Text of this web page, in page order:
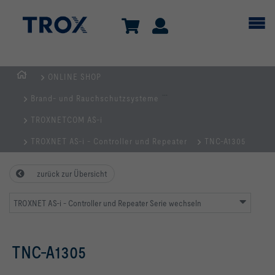
AUSTRIA
| Komponenten,
Klimatisierung
ONLINE SHOP
Brand- und Rauchschutzsysteme
TROXNETCOM AS-i
TROXNET AS-i - Controller und Repeater TNC-A1305
zurück zur Übersicht
TROXNET AS-i - Controller und Repeater Serie wechseln
TNC-A1305